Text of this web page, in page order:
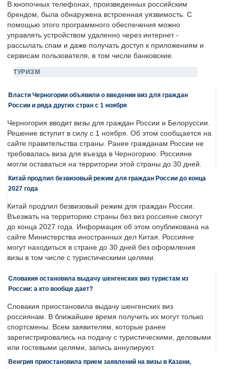
В кнопочных телефонах, произведенных российским
брендом, была обнаружена встроенная уязвимость. С
помощью этого программного обеспечения можно
управлять устройством удаленно через интернет -
рассылать спам и даже получать доступ к приложениям и
сервисам пользователя, в том числе банковские.
ТУРИЗМ
Власти Черногории объявили о введении виз для граждан
России и ряда других стран с 1 ноября
Черногория вводит визы для граждан России и Белоруссии.
Решение вступит в силу с 1 ноября. Об этом сообщается на
сайте правительства страны. Ранее гражданам России не
требовалась виза для въезда в Черногорию. Россияне
могли оставаться на территории этой страны до 30 дней.
Китай продлил безвизовый режим для граждан России до конца
2027 года
Китай продлил безвизовый режим для граждан России.
Въезжать на территорию страны без виз россияне смогут
до конца 2027 года. Информация об этом опубликована на
сайте Министерства иностранных дел Китая. Россияне
могут находиться в стране до 30 дней без оформления
визы в том числе с туристическими целями.
Словакия остановила выдачу шенгенских виз туристам из
России: а кто вообще дает?
Словакия приостановила выдачу шенгенских виз
россиянам. В ближайшее время получить их могут только
спортсмены. Всем заявителям, которые ранее
зарегистрировались на подачу с туристическими, деловыми
или гостевыми целями, запись аннулируют.
Венгрия приостановила прием заявлений на визы в Казани,